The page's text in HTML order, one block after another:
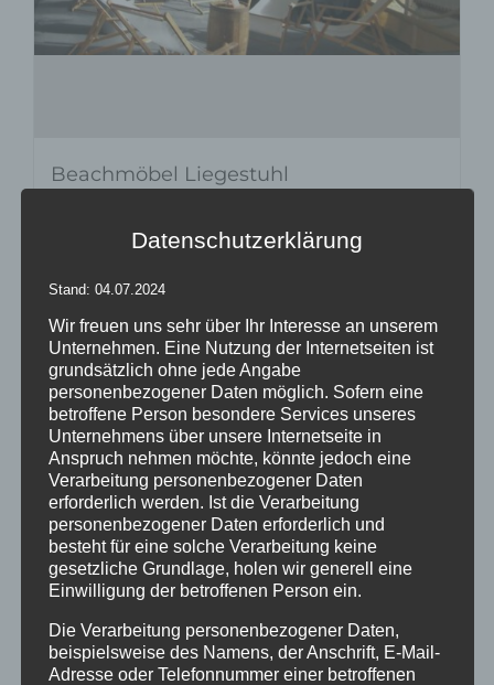
Beachmöbel Liegestuhl
zur Wunschliste
Datenschutzerklärung
Stand: 04.07.2024
Wir freuen uns sehr über Ihr Interesse an unserem
Unternehmen. Eine Nutzung der Internetseiten ist
grundsätzlich ohne jede Angabe
personenbezogener Daten möglich. Sofern eine
betroffene Person besondere Services unseres
Unternehmens über unsere Internetseite in
Anspruch nehmen möchte, könnte jedoch eine
Verarbeitung personenbezogener Daten
erforderlich werden. Ist die Verarbeitung
personenbezogener Daten erforderlich und
besteht für eine solche Verarbeitung keine
gesetzliche Grundlage, holen wir generell eine
Einwilligung der betroffenen Person ein.
Die Verarbeitung personenbezogener Daten,
beispielsweise des Namens, der Anschrift, E-Mail-
Adresse oder Telefonnummer einer betroffenen